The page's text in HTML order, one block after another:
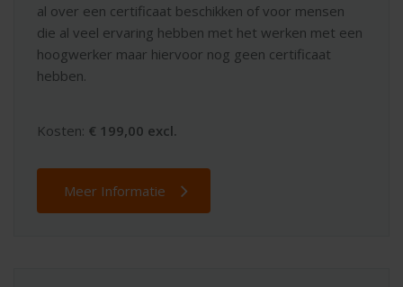
al over een certificaat beschikken of voor mensen
die al veel ervaring hebben met het werken met een
hoogwerker maar hiervoor nog geen certificaat
hebben.
Kosten: € 199,00 excl.
Meer Informatie